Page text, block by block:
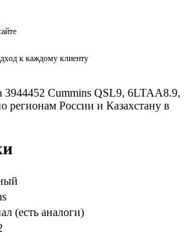
к каждому клиенту
3944452 Cummins QSL9, 6LTAA8.9,
регионам России и Казахстану в
(есть аналоги)